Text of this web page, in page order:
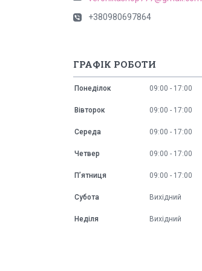
+380980697864
ГРАФІК РОБОТИ
Понеділок 09:00 17:00
Вівторок 09:00 17:00
Середа 09:00 17:00
Четвер 09:00 17:00
Пʼятниця 09:00 17:00
Субота Вихідний
Неділя Вихідний